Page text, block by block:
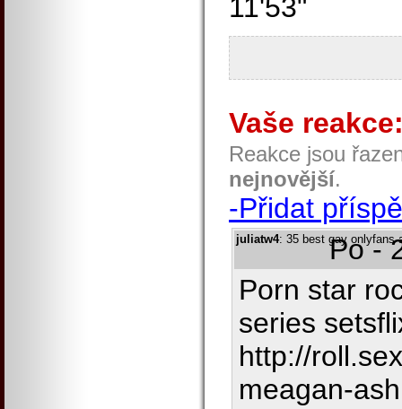
11'53"
Vaše
Reakce jsou
nejnovější.
-Přidat
juliatw4: 35 best gay onlyfans
Po -
Porn star
series
http://
meagan-